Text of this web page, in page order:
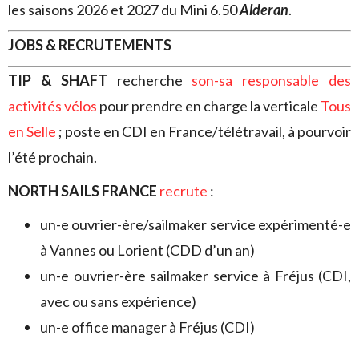
les saisons 2026 et 2027 du Mini 6.50Alderan.
JOBS & RECRUTEMENTS
TIP & SHAFT recherche son-sa responsable des
activités vélos pour prendre en charge la verticale Tous
en Selle ; poste en CDI en France/télétravail, à pourvoir
l’été prochain.
NORTH SAILS FRANCE recrute :
un-e ouvrier-ère/sailmaker service expérimenté-e
à Vannes ou Lorient (CDD d’un an)
un-e ouvrier-ère sailmaker service à Fréjus (CDI,
avec ou sans expérience)
un-e office manager à Fréjus (CDI)